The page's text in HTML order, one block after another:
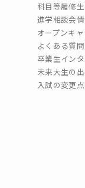
科目等履修
進学相談会
オープンキ
よくある質問
卒業生イン
未来大生の
入試の変更点